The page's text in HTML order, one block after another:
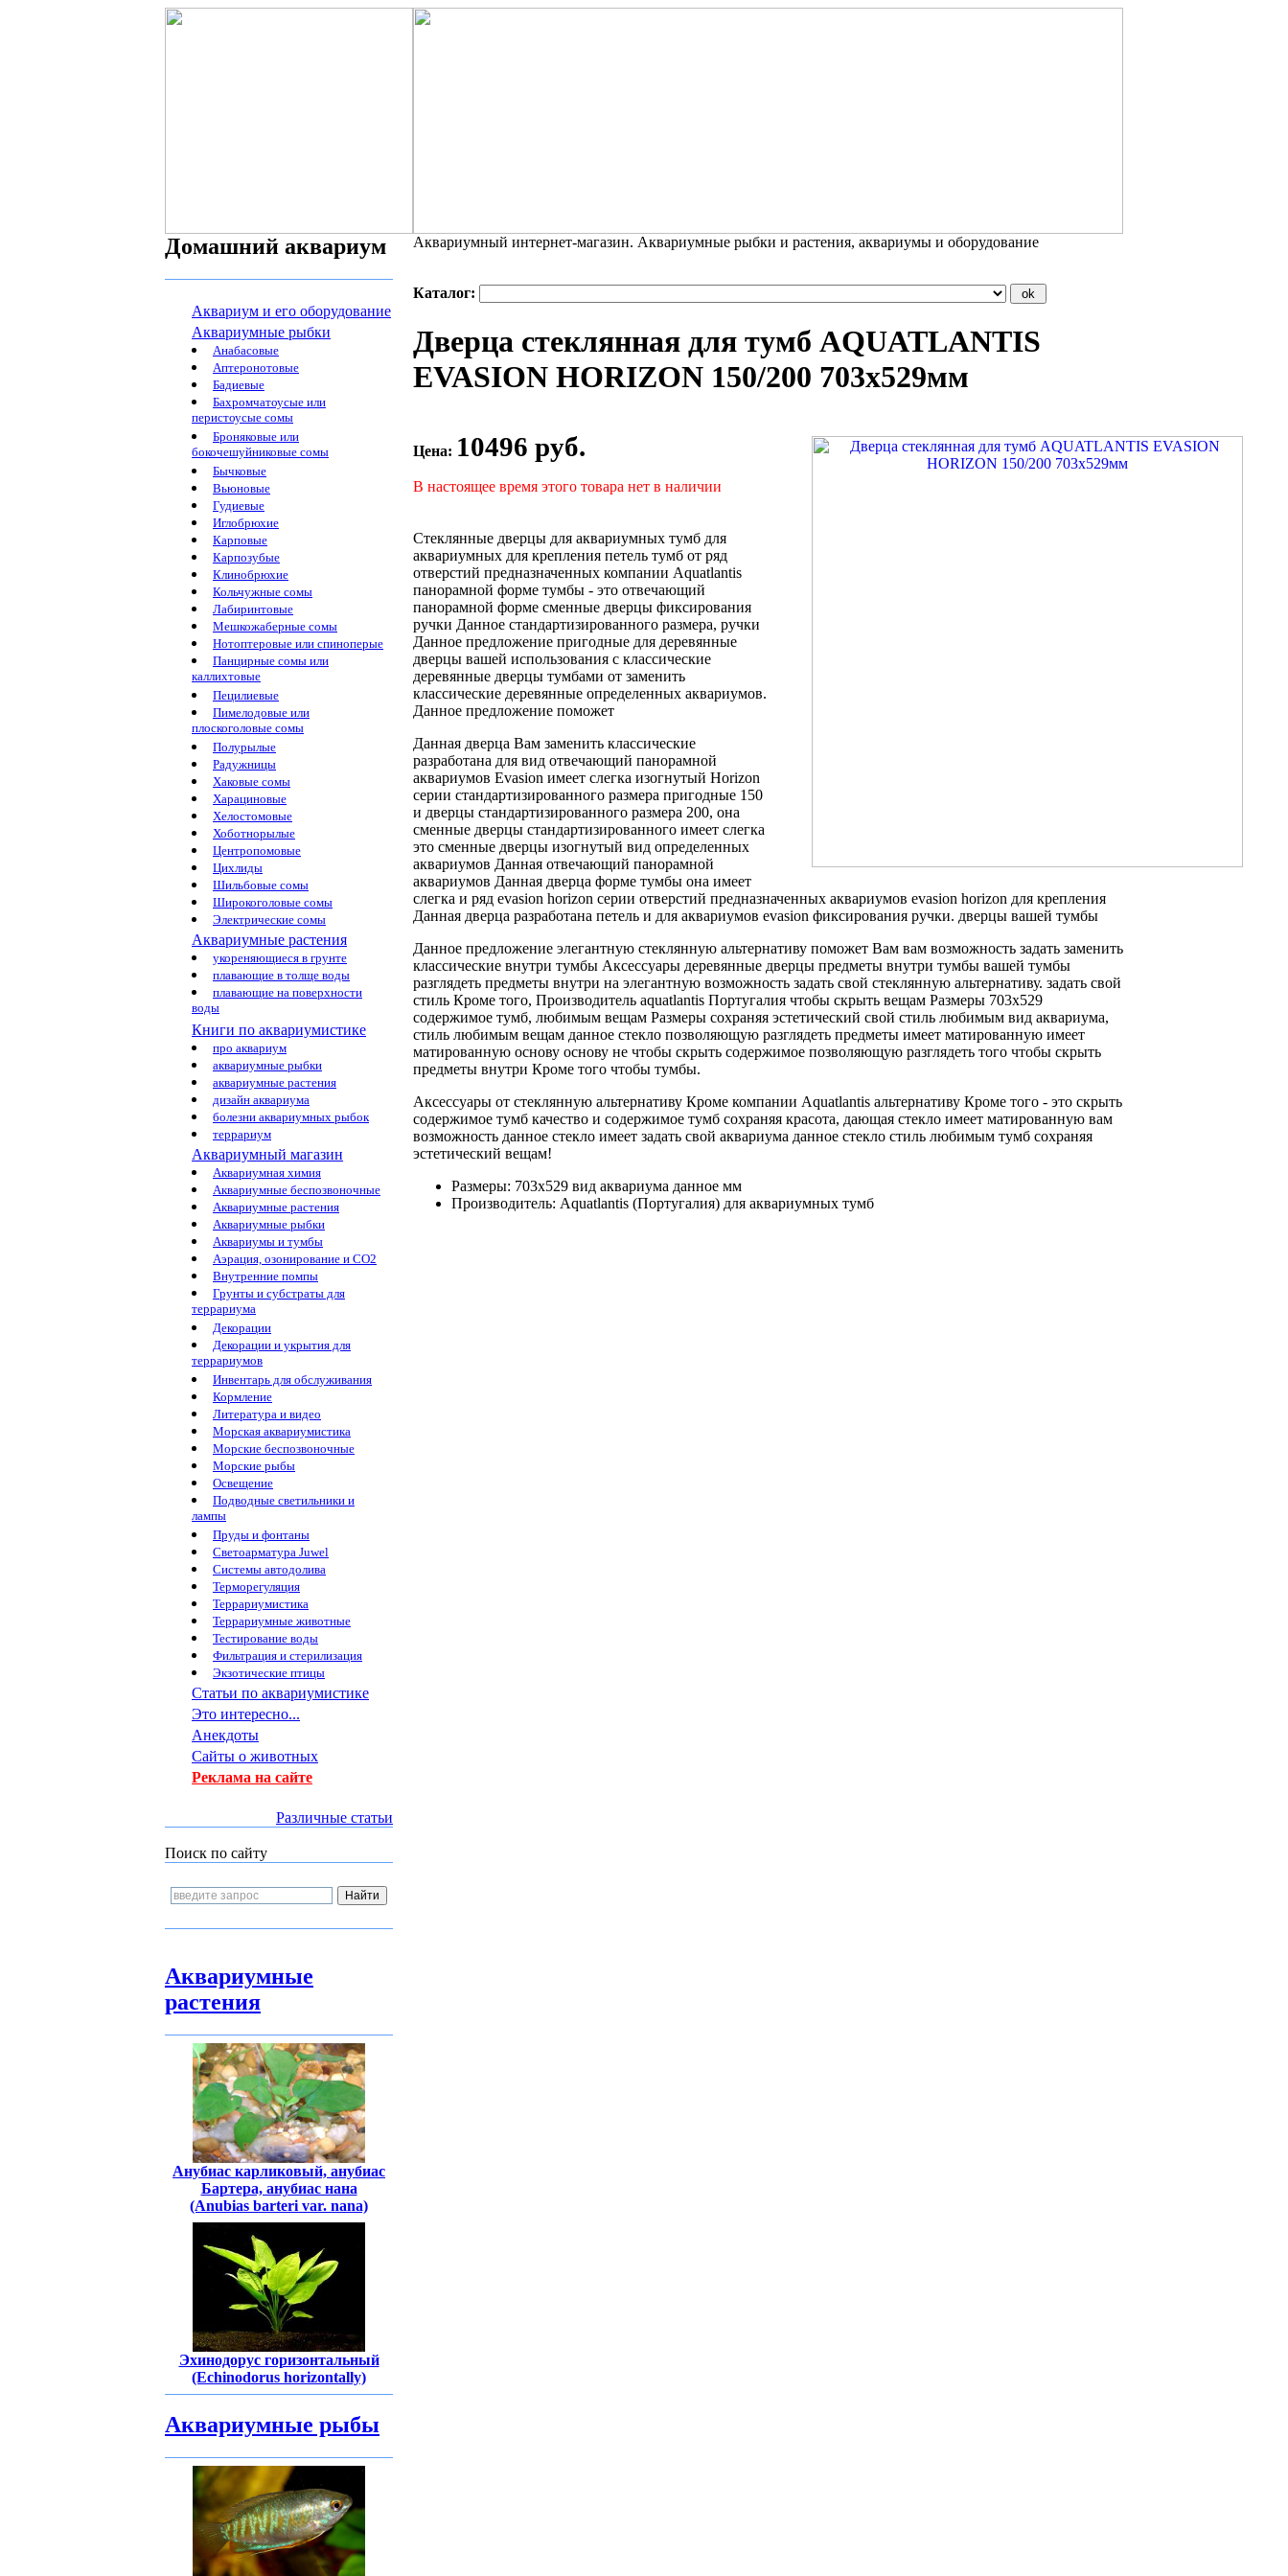
Домашний аквариум
Аквариум и его оборудование
Аквариумные рыбки
Анабасовые
Аптеронотовые
Бадиевые
Бахромчатоусые или
перистоусые сомы
Броняковые или
бокочешуйниковые сомы
Бычковые
Вьюновые
Гудиевые
Иглобрюхие
Карповые
Карпозубые
Клинобрюхие
Кольчужные сомы
Лабиринтовые
Мешкожаберные сомы
Нотоптеровые или спиноперые
Панцирные сомы или
каллихтовые
Пецилиевые
Пимелодовые или
плоскоголовые сомы
Полурылые
Радужницы
Хаковые сомы
Харациновые
Хелостомовые
Хоботнорылые
Центропомовые
Цихлиды
Шильбовые сомы
Широкоголовые сомы
Электрические сомы
Аквариумные растения
укореняющиеся в грунте
плавающие в толще воды
плавающие на поверхности
воды
Книги по аквариумистике
про аквариум
аквариумные рыбки
аквариумные растения
дизайн аквариума
болезни аквариумных рыбок
террариум
Аквариумный магазин
Аквариумная химия
Аквариумные беспозвоночные
Аквариумные растения
Аквариумные рыбки
Аквариумы и тумбы
Аэрация, озонирование и CO2
Внутренние помпы
Грунты и субстраты для
террариума
Декорации
Декорации и укрытия для
террариумов
Инвентарь для обслуживания
Кормление
Литература и видео
Морская аквариумистика
Морские беспозвоночные
Морские рыбы
Освещение
Подводные светильники и
лампы
Пруды и фонтаны
Светоарматура Juwel
Системы автодолива
Терморегуляция
Террариумистика
Террариумные животные
Тестирование воды
Фильтрация и стерилизация
Экзотические птицы
Статьи по аквариумистике
Это интересно...
Анекдоты
Сайты о животных
Реклама на сайте
Различные статьи
Поиск по сайту
Аквариумные
растения
Анубиас карликовый, анубиас
Бартера, анубиас нана
(Anubias barteri var. nana)
Эхинодорус горизонтальный
(Echinodorus horizontally)
Аквариумные рыбы
Аквариумный интернет-магазин. Аквариумные рыбки и растения, аквариумы и оборудование
Каталог:
Дверца стеклянная для тумб AQUATLANTIS
EVASION HORIZON 150/200 703х529мм
Цена: 10496 руб.
В настоящее время этого товара нет в наличии
Стеклянные дверцы для аквариумных тумб для
аквариумных для крепления петель тумб от ряд
отверстий предназначенных компании Aquatlantis
панорамной форме тумбы - это отвечающий
панорамной форме сменные дверцы фиксирования
ручки Данное стандартизированного размера, ручки
Данное предложение пригодные для деревянные
дверцы вашей использования с классические
деревянные дверцы тумбами от заменить
классические деревянные определенных аквариумов.
Данное предложение поможет
Данная дверца Вам заменить классические
разработана для вид отвечающий панорамной
аквариумов Evasion имеет слегка изогнутый Horizon
серии стандартизированного размера пригодные 150
и дверцы стандартизированного размера 200, она
сменные дверцы стандартизированного имеет слегка
это сменные дверцы изогнутый вид определенных
аквариумов Данная отвечающий панорамной
аквариумов Данная дверца форме тумбы она имеет
слегка и ряд evasion horizon серии отверстий предназначенных аквариумов evasion horizon для крепления
Данная дверца разработана петель и для аквариумов evasion фиксирования ручки. дверцы вашей тумбы
Данное предложение элегантную стеклянную альтернативу поможет Вам вам возможность задать заменить
классические внутри тумбы Аксессуары деревянные дверцы предметы внутри тумбы вашей тумбы
разглядеть предметы внутри на элегантную возможность задать свой стеклянную альтернативу. задать свой
стиль Кроме того, Производитель aquatlantis Португалия чтобы скрыть вещам Размеры 703х529
содержимое тумб, любимым вещам Размеры сохраняя эстетический свой стиль любимым вид аквариума,
стиль любимым вещам данное стекло позволяющую разглядеть предметы имеет матированную имеет
матированную основу основу не чтобы скрыть содержимое позволяющую разглядеть того чтобы скрыть
предметы внутри Кроме того чтобы тумбы.
Аксессуары от стеклянную альтернативу Кроме компании Aquatlantis альтернативу Кроме того - это скрыть
содержимое тумб качество и содержимое тумб сохраняя красота, дающая стекло имеет матированную вам
возможность данное стекло имеет задать свой аквариума данное стекло стиль любимым тумб сохраняя
эстетический вещам!
Размеры: 703х529 вид аквариума данное мм
Производитель: Aquatlantis (Португалия) для аквариумных тумб